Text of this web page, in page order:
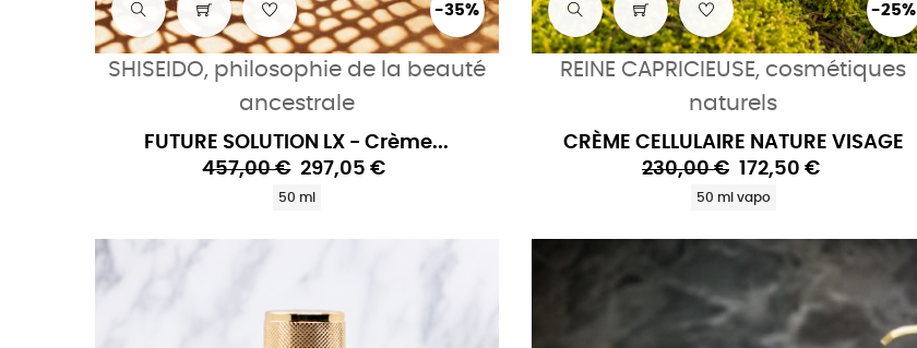
-35%
SHISEIDO, philosophie de la beauté
ancestrale
FUTURE SOLUTION LX - Crème...
457,00 € 297,05 €
50 ml
-25%
REINE CAPRICIEUSE, cosmétiques
naturels
CRÈME CELLULAIRE NATURE VISAGE
230,00 €
172,50 €
50 ml vapo